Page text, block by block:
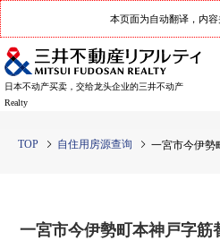
本页面为自动翻译，内容
日本不动产买卖，交给龙头企业的三井不动产
Realty
TOP 自住用房源查询 一宮市今伊勢
一宮市今伊勢町本神戸字筋